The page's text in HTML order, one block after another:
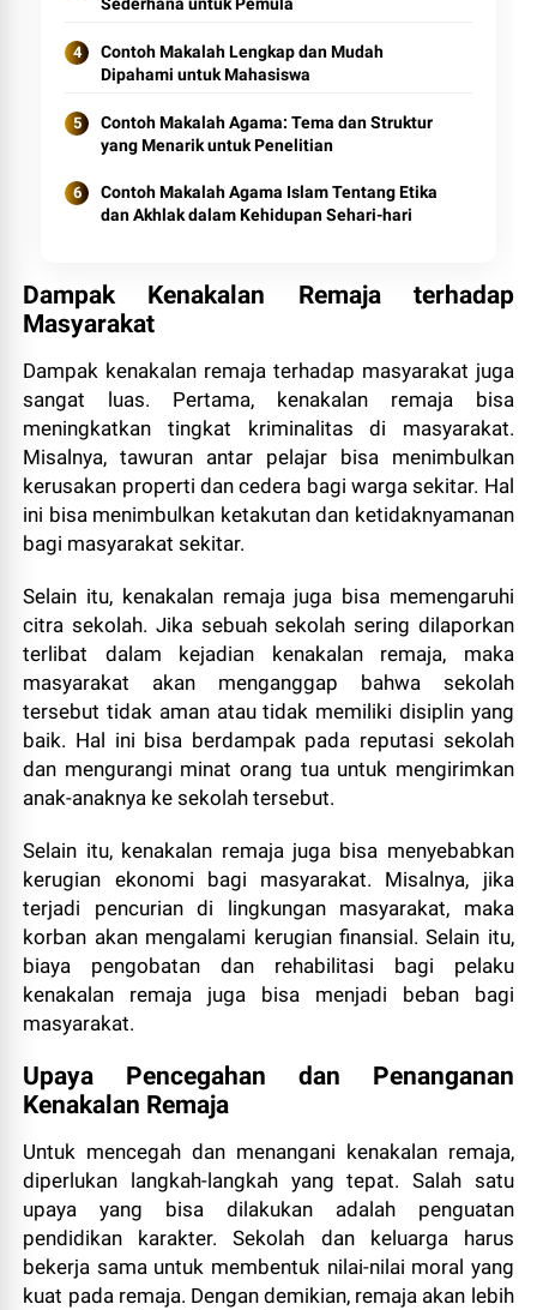
Sederhana untuk Pemula
Contoh Makalah Lengkap dan Mudah
Dipahami untuk Mahasiswa
Contoh Makalah Agama: Tema dan Struktur
yang Menarik untuk Penelitian
Contoh Makalah Agama Islam Tentang Etika
dan Akhlak dalam Kehidupan Sehari-hari
Dampak Kenakalan Remaja terhadap
Masyarakat
Dampak kenakalan remaja terhadap masyarakat juga
sangat luas. Pertama, kenakalan remaja bisa
meningkatkan tingkat kriminalitas di masyarakat.
Misalnya, tawuran antar pelajar bisa menimbulkan
kerusakan properti dan cedera bagi warga sekitar. Hal
ini bisa menimbulkan ketakutan dan ketidaknyamanan
bagi masyarakat sekitar.
Selain itu, kenakalan remaja juga bisa memengaruhi
citra sekolah. Jika sebuah sekolah sering dilaporkan
terlibat dalam kejadian kenakalan remaja, maka
masyarakat akan menganggap bahwa sekolah
tersebut tidak aman atau tidak memiliki disiplin yang
baik. Hal ini bisa berdampak pada reputasi sekolah
dan mengurangi minat orang tua untuk mengirimkan
anak-anaknya ke sekolah tersebut.
Selain itu, kenakalan remaja juga bisa menyebabkan
kerugian ekonomi bagi masyarakat. Misalnya, jika
terjadi pencurian di lingkungan masyarakat, maka
korban akan mengalami kerugian finansial. Selain itu,
biaya pengobatan dan rehabilitasi bagi pelaku
kenakalan remaja juga bisa menjadi beban bagi
masyarakat.
Upaya Pencegahan dan Penanganan
Kenakalan Remaja
Untuk mencegah dan menangani kenakalan remaja,
diperlukan langkah-langkah yang tepat. Salah satu
upaya yang bisa dilakukan adalah penguatan
pendidikan karakter. Sekolah dan keluarga harus
bekerja sama untuk membentuk nilai-nilai moral yang
kuat pada remaja. Dengan demikian, remaja akan lebih